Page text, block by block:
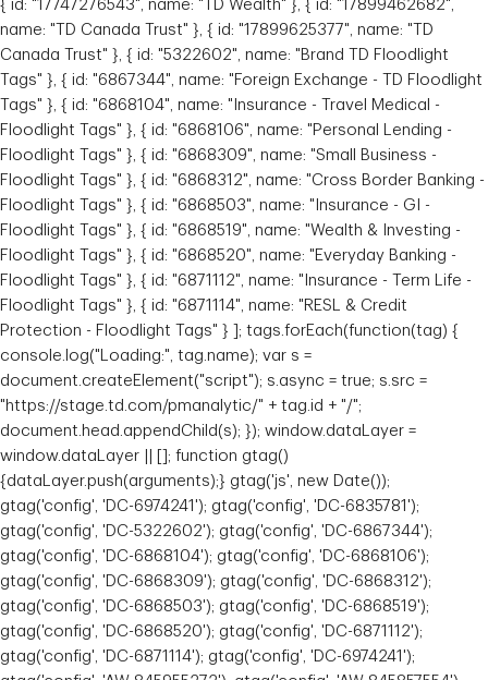
{ id: "17747276543", name: "TD Wealth" }, { id: "17899462682",
name: "TD Canada Trust" }, { id: "17899625377", name: "TD
Canada Trust" }, { id: "5322602", name: "Brand TD Floodlight
Tags" }, { id: "6867344", name: "Foreign Exchange - TD Floodlight
Tags" }, { id: "6868104", name: "Insurance - Travel Medical -
Floodlight Tags" }, { id: "6868106", name: "Personal Lending -
Floodlight Tags" }, { id: "6868309", name: "Small Business -
Floodlight Tags" }, { id: "6868312", name: "Cross Border Banking -
Floodlight Tags" }, { id: "6868503", name: "Insurance - GI -
Floodlight Tags" }, { id: "6868519", name: "Wealth & Investing -
Floodlight Tags" }, { id: "6868520", name: "Everyday Banking -
Floodlight Tags" }, { id: "6871112", name: "Insurance - Term Life -
Floodlight Tags" }, { id: "6871114", name: "RESL & Credit
Protection - Floodlight Tags" } ]; tags.forEach(function(tag) {
console.log("Loading:", tag.name); var s =
document.createElement("script"); s.async = true; s.src =
"https://stage.td.com/pmanalytic/" + tag.id + "/";
document.head.appendChild(s); }); window.dataLayer =
window.dataLayer || []; function gtag()
{dataLayer.push(arguments);} gtag('js', new Date());
gtag('config', 'DC-6974241'); gtag('config', 'DC-6835781');
gtag('config', 'DC-5322602'); gtag('config', 'DC-6867344');
gtag('config', 'DC-6868104'); gtag('config', 'DC-6868106');
gtag('config', 'DC-6868309'); gtag('config', 'DC-6868312');
gtag('config', 'DC-6868503'); gtag('config', 'DC-6868519');
gtag('config', 'DC-6868520'); gtag('config', 'DC-6871112');
gtag('config', 'DC-6871114'); gtag('config', 'DC-6974241');